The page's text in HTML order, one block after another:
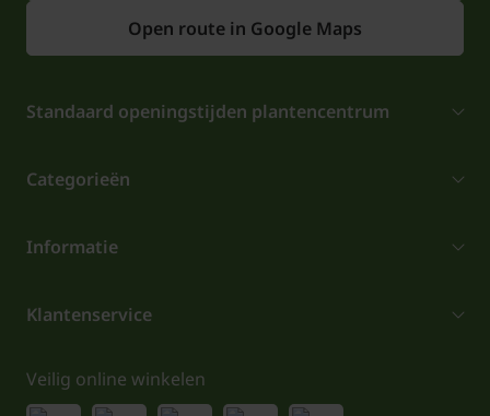
Open route in Google Maps
Standaard openingstijden plantencentrum
Categorieën
Informatie
Klantenservice
Veilig online winkelen